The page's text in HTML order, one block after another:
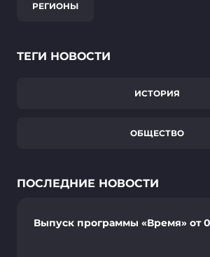
РЕГИОНЫ
ТЕГИ НОВОСТИ
ИСТОРИЯ
ОБЩЕСТВО
ПОСЛЕДНИЕ НОВОСТИ
Выпуск программы «Время» от